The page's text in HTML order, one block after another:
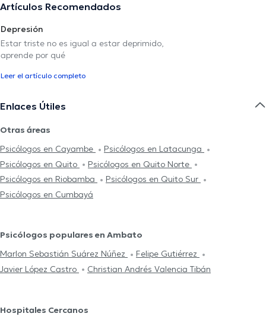
Artículos Recomendados
Depresión
Estar triste no es igual a estar deprimido,
aprende por qué
Leer el artículo completo
Enlaces Útiles
Otras áreas
Psicólogos en Cayambe
Psicólogos en Latacunga
Psicólogos en Quito
Psicólogos en Quito Norte
Psicólogos en Riobamba
Psicólogos en Quito Sur
Psicólogos en Cumbayá
Psicólogos populares en Ambato
Marlon Sebastián Suárez Núñez
Felipe Gutiérrez
Javier López Castro
Christian Andrés Valencia Tibán
Hospitales Cercanos